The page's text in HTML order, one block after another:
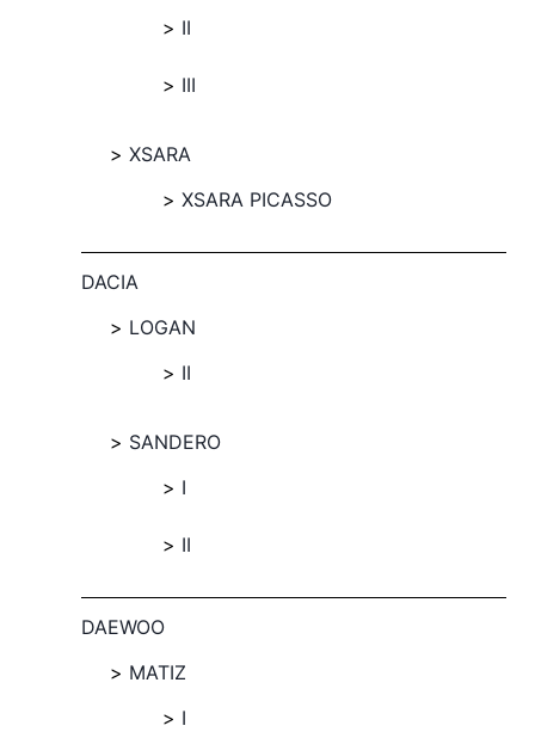
II
III
XSARA
XSARA PICASSO
DACIA
LOGAN
II
SANDERO
I
II
DAEWOO
MATIZ
I